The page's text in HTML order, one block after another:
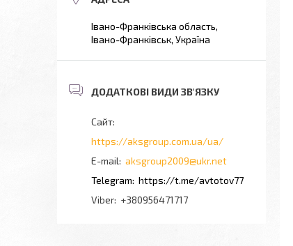
Івано-Франківська область,
Івано-Франківськ, Україна
https://aksgroup.com.ua/ua/
aksgroup2009@ukr.net
https://t.me/avtotov77
+380956471717